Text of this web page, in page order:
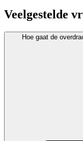
Veelgestelde
Hoe gaat de